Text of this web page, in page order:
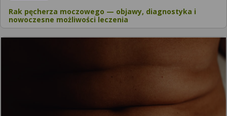
Rak pęcherza moczowego — objawy, diagnostyka i
nowoczesne możliwości leczenia